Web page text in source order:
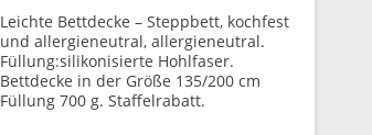
Leichte Bettdecke – Steppbett, kochfest
und allergieneutral, allergieneutral.
Füllung:silikonisierte Hohlfaser.
Bettdecke in der Größe 135/200 cm
Füllung 700 g. Staffelrabatt.